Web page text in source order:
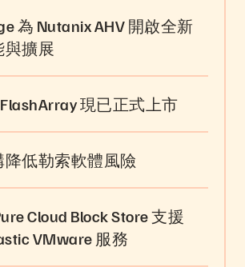
為 Nutanix AHV 開啟全新
與擴展
現已正式上市
低勒索軟體風險
Cloud Block Store 支援
VMware 服務